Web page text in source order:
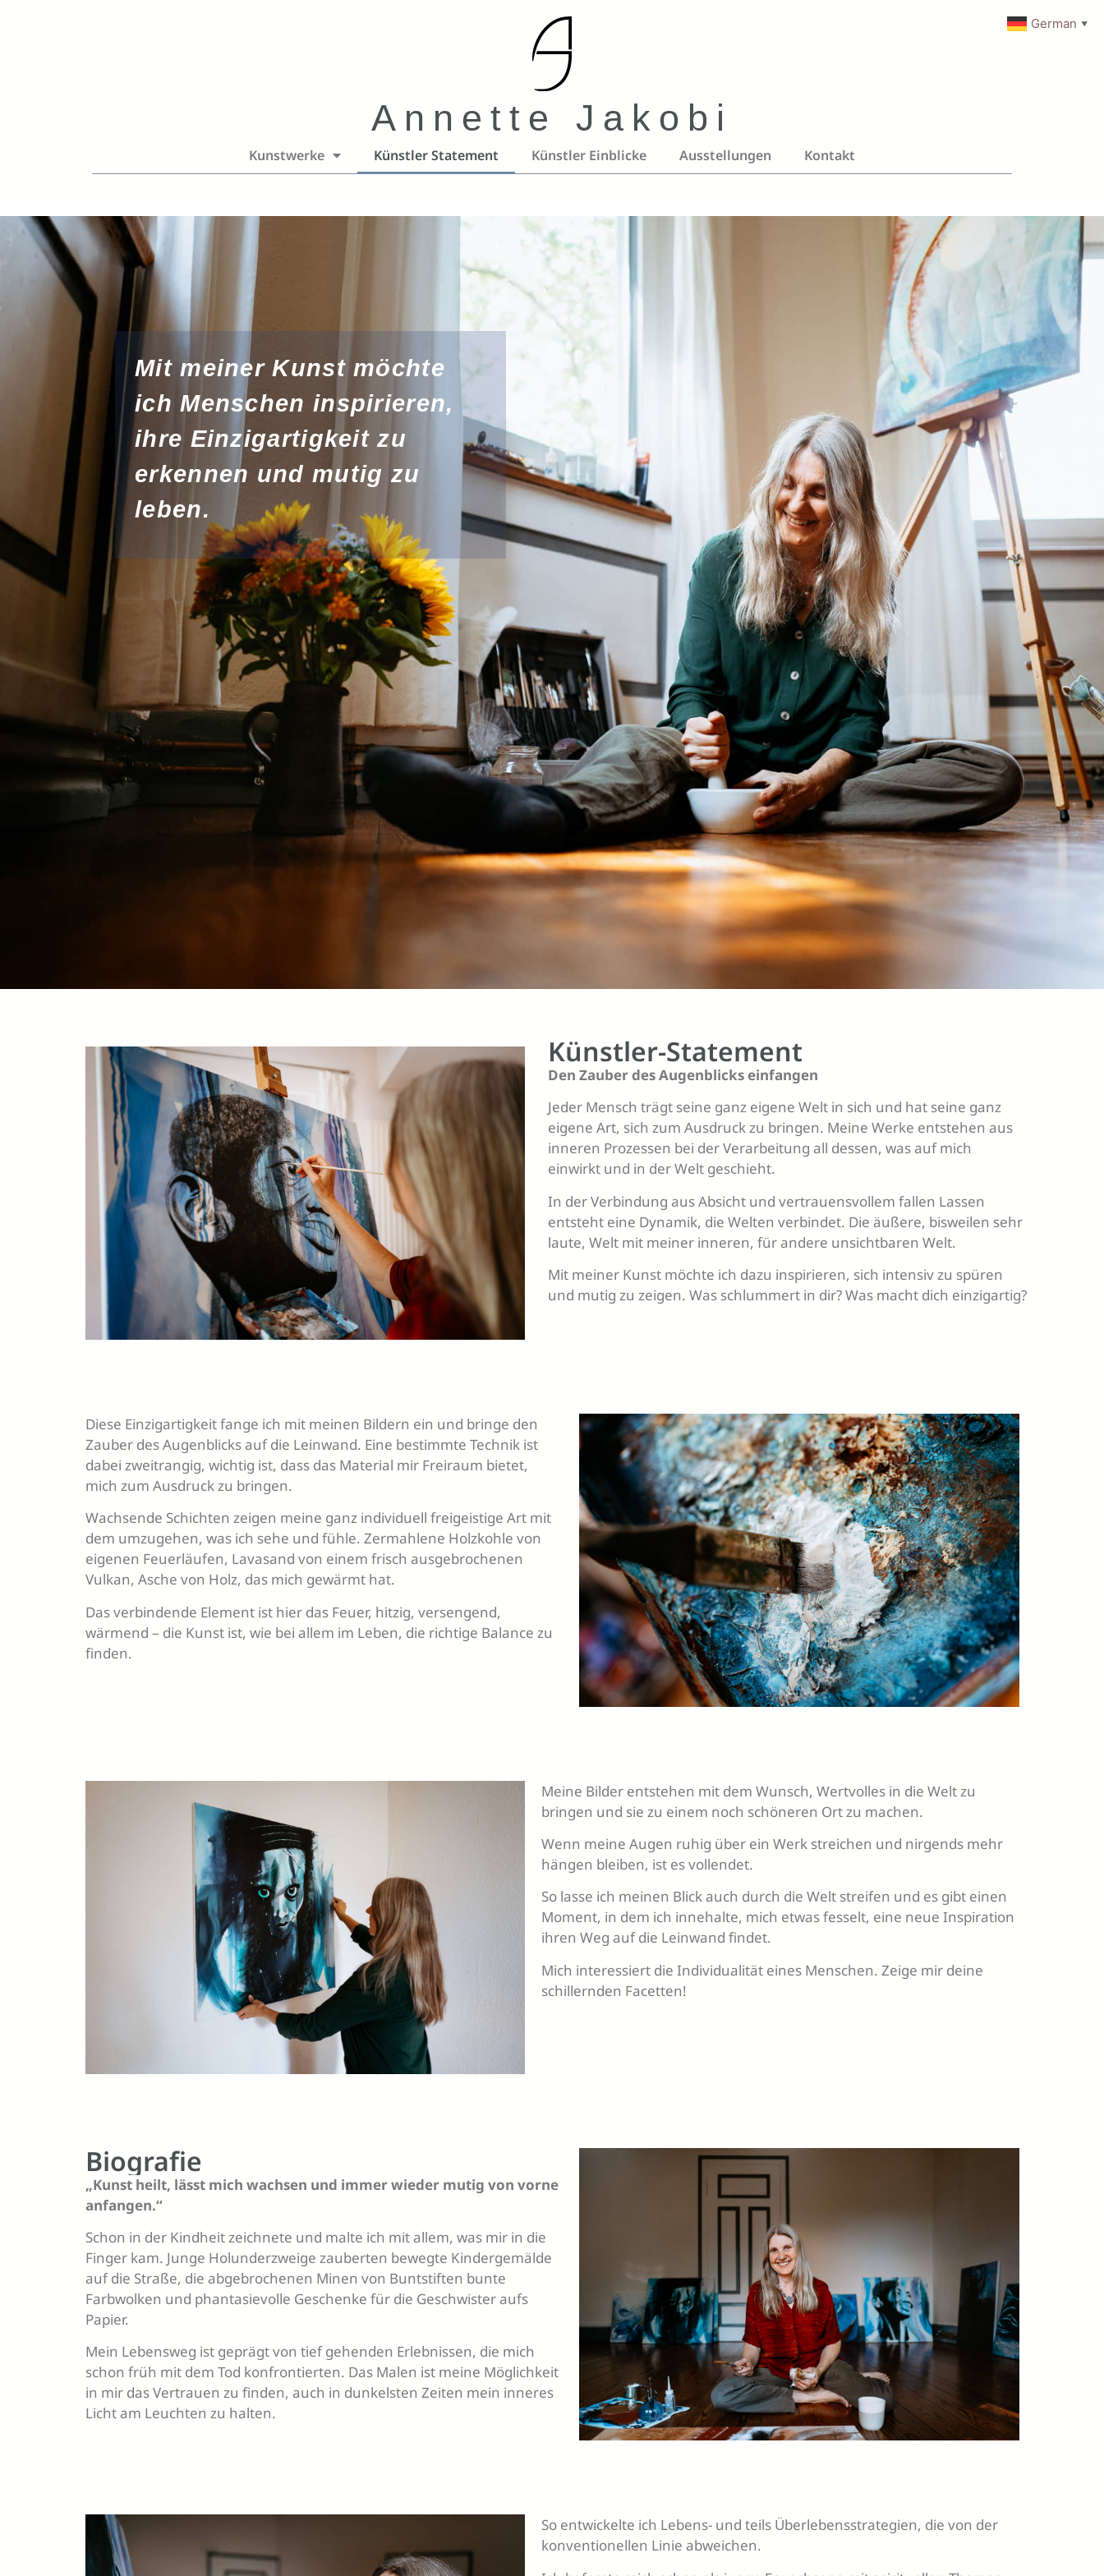
Annette Jakobi
Kunstwerke Künstler Statement Künstler Einblicke Ausstellungen Kontakt
Mit meiner Kunst möchte
ich Menschen inspirieren,
ihre Einzigartigkeit zu
erkennen und mutig zu
leben.
Künstler-Statement
Den Zauber des Augenblicks einfangen
Jeder Mensch trägt seine ganz eigene Welt in sich und hat seine ganz
eigene Art, sich zum Ausdruck zu bringen. Meine Werke entstehen aus
inneren Prozessen bei der Verarbeitung all dessen, was auf mich
einwirkt und in der Welt geschieht.
In der Verbindung aus Absicht und vertrauensvollem fallen Lassen
entsteht eine Dynamik, die Welten verbindet. Die äußere, bisweilen sehr
laute, Welt mit meiner inneren, für andere unsichtbaren Welt.
Mit meiner Kunst möchte ich dazu inspirieren, sich intensiv zu spüren
und mutig zu zeigen. Was schlummert in dir? Was macht dich einzigartig?
Diese Einzigartigkeit fange ich mit meinen Bildern ein und bringe den
Zauber des Augenblicks auf die Leinwand. Eine bestimmte Technik ist
dabei zweitrangig, wichtig ist, dass das Material mir Freiraum bietet,
mich zum Ausdruck zu bringen.
Wachsende Schichten zeigen meine ganz individuell freigeistige Art mit
dem umzugehen, was ich sehe und fühle. Zermahlene Holzkohle von
eigenen Feuerläufen, Lavasand von einem frisch ausgebrochenen
Vulkan, Asche von Holz, das mich gewärmt hat.
Das verbindende Element ist hier das Feuer, hitzig, versengend,
wärmend – die Kunst ist, wie bei allem im Leben, die richtige Balance zu
finden.
Meine Bilder entstehen mit dem Wunsch, Wertvolles in die Welt zu
bringen und sie zu einem noch schöneren Ort zu machen.
Wenn meine Augen ruhig über ein Werk streichen und nirgends mehr
hängen bleiben, ist es vollendet.
So lasse ich meinen Blick auch durch die Welt streifen und es gibt einen
Moment, in dem ich innehalte, mich etwas fesselt, eine neue Inspiration
ihren Weg auf die Leinwand findet.
Mich interessiert die Individualität eines Menschen. Zeige mir deine
schillernden Facetten!
Biografie
„Kunst heilt, lässt mich wachsen und immer wieder mutig von vorne
anfangen.“
Schon in der Kindheit zeichnete und malte ich mit allem, was mir in die
Finger kam. Junge Holunderzweige zauberten bewegte Kindergemälde
auf die Straße, die abgebrochenen Minen von Buntstiften bunte
Farbwolken und phantasievolle Geschenke für die Geschwister aufs
Papier.
Mein Lebensweg ist geprägt von tief gehenden Erlebnissen, die mich
schon früh mit dem Tod konfrontierten. Das Malen ist meine Möglichkeit
in mir das Vertrauen zu finden, auch in dunkelsten Zeiten mein inneres
Licht am Leuchten zu halten.
So entwickelte ich Lebens- und teils Überlebensstrategien, die von der
konventionellen Linie abweichen.
German ▼